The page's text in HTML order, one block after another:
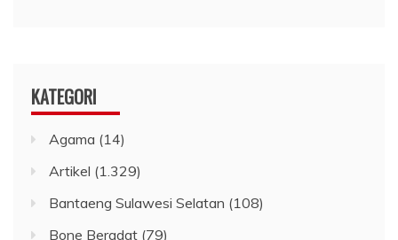
KATEGORI
Agama (14)
Artikel (1.329)
Bantaeng Sulawesi Selatan (108)
Bone Beradat (79)